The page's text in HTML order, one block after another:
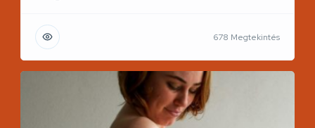
678 Megtekintés